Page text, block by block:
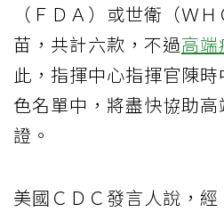
（ＦＤＡ）或世衛（Ｗ
苗，共計六款，不過高端
此，指揮中心指揮官陳
色名單中，將盡快協助
證。
美國ＣＤＣ發言人說，